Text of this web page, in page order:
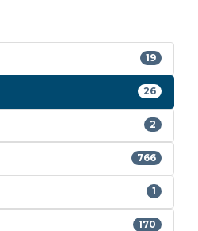
19
26
2
766
1
170